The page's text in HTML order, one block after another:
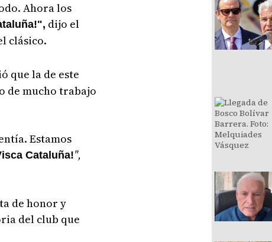
Ahora los
dijo el
clásico.
que la de este
de mucho trabajo
Estamos
Cataluña!",
de honor y
del club que